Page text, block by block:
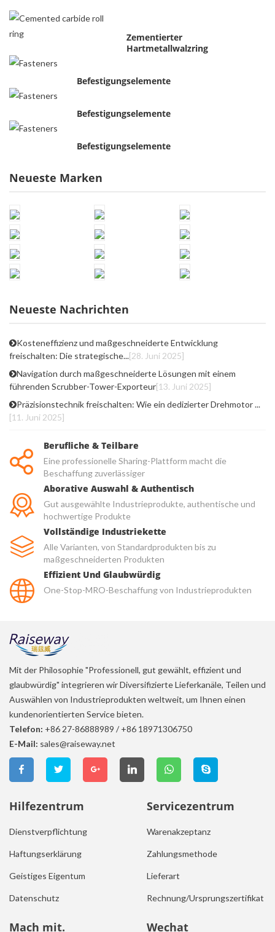
Zementierter
Hartmetallwalzring
Befestigungselemente
Befestigungselemente
Befestigungselemente
Neueste Marken
Neueste Nachrichten
Kosteneffizienz und maßgeschneiderte Entwicklung
freischalten: Die strategische...[28. Juni 2025]
Navigation durch maßgeschneiderte Lösungen mit einem
führenden Scrubber-Tower-Exporteur[13. Juni 2025]
Präzisionstechnik freischalten: Wie ein dedizierter Drehmotor ...
[11. Juni 2025]
Berufliche & Teilbare
Eine professionelle Sharing-Plattform macht die
Beschaffung zuverlässiger
Aborative Auswahl & Authentisch
Gut ausgewählte Industrieprodukte, authentische und
hochwertige Produkte
Vollständige Industriekette
Alle Varianten, von Standardprodukten bis zu
maßgeschneiderten Produkten
Effizient Und Glaubwürdig
One-Stop-MRO-Beschaffung von Industrieprodukten
Mit der Philosophie "Professionell, gut gewählt, effizient und
glaubwürdig" integrieren wir Diversifizierte Lieferkanäle, Teilen und
Auswählen von Industrieprodukten weltweit, um Ihnen einen
kundenorientierten Service bieten.
Telefon: +86 27-86888989 / +86 18971306750
E-Mail: sales@raiseway.net
Hilfezentrum
Dienstverpflichtung
Haftungserklärung
Geistiges Eigentum
Datenschutz
Servicezentrum
Warenakzeptanz
Zahlungsmethode
Lieferart
Rechnung/Ursprungszertifikat
Mach mit. Wechat